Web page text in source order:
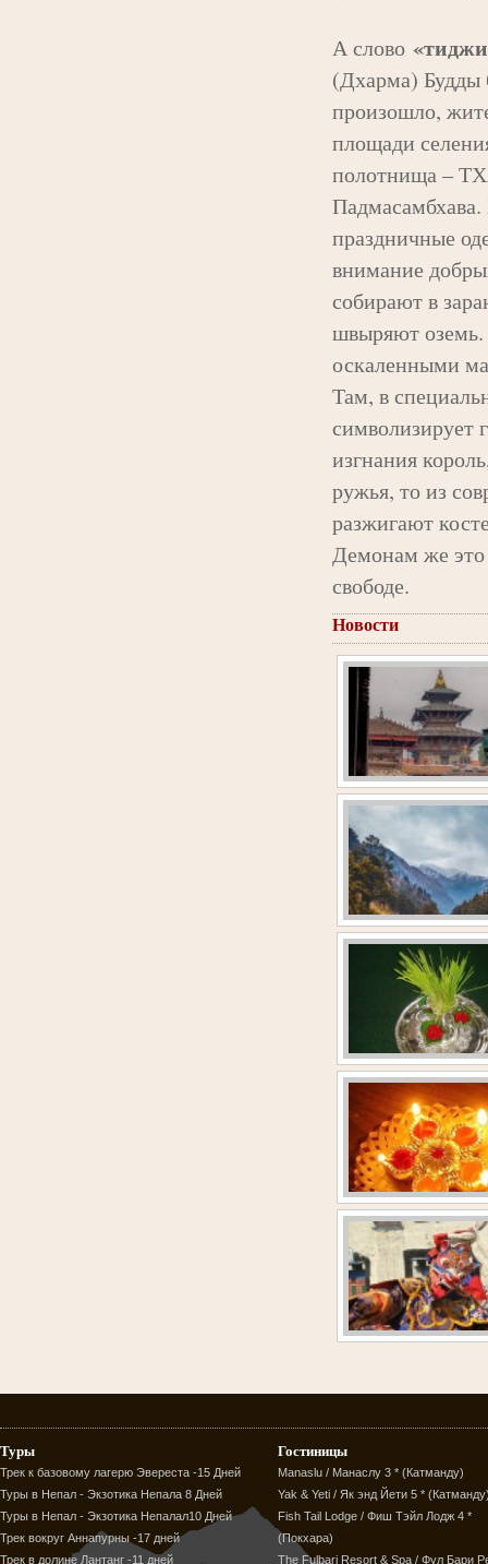
А слово
(Дхарма) Будды
произошло,
площади
полотнища –
праздничные
внимание
собирают в
швыряют
оскаленными
Там, в
символизирует
изгнания
ружья, то из
разжигают
Демонам же это
свободе.
Новости
Туры
Трек к базовому лагерю Эвереста -15 Дней
Туры в Непал - Экзотика Непала 8 Дней
Туры в Непал - Экзотика Непалал10 Дней
Трек вокруг Аннапурны -17 дней
Трек в долине Лантанг -11 дней
Гостиницы
Manaslu / Манаслу 3 * (Катманду)
Yak & Yeti / Як энд Йети 5 *
Fish Tail Lodge / Фиш Тэйл Лодж 4 *
(Покхара)
The Fulbari Resort & Spa / Фул Бари